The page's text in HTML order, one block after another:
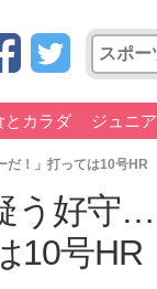
とカラダ ジュニア
！」打っては10号HR
う好守…
10号HR